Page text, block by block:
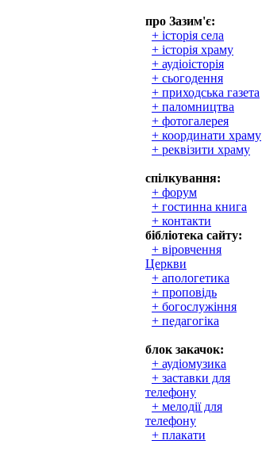
про Зазим'є:
+ історія села
+ історія храму
+ аудіоісторія
+ сьогодення
+ приходська газета
+ паломництва
+ фотогалерея
+ координати храму
+ реквізити храму
спілкування:
+ форум
+ гостинна книга
+ контакти
бібліотека сайту:
+ віровчення
Церкви
+ апологетика
+ проповідь
+ богослужіння
+ педагогіка
блок закачок:
+ аудіомузика
+ заставки для
телефону
+ мелодії для
телефону
+ плакати